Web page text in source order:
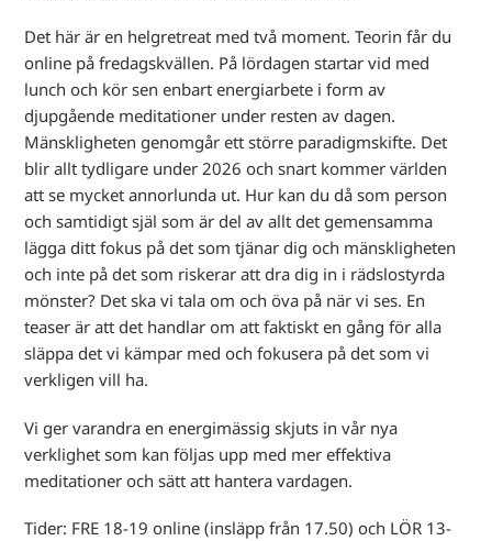
Det här är en helgretreat med två moment. Teorin får du
online på fredagskvällen. På lördagen startar vid med
lunch och kör sen enbart energiarbete i form av
djupgående meditationer under resten av dagen.
Mänskligheten genomgår ett större paradigmskifte. Det
blir allt tydligare under 2026 och snart kommer världen
att se mycket annorlunda ut. Hur kan du då som person
och samtidigt själ som är del av allt det gemensamma
lägga ditt fokus på det som tjänar dig och mänskligheten
och inte på det som riskerar att dra dig in i rädslostyrda
mönster? Det ska vi tala om och öva på när vi ses. En
teaser är att det handlar om att faktiskt en gång för alla
släppa det vi kämpar med och fokusera på det som vi
verkligen vill ha.
Vi ger varandra en energimässig skjuts in vår nya
verklighet som kan följas upp med mer effektiva
meditationer och sätt att hantera vardagen.
Tider: FRE 18-19 online (insläpp från 17.50) och LÖR 13-